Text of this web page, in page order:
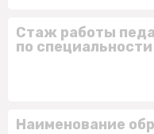
Стаж работы
по
Наименование